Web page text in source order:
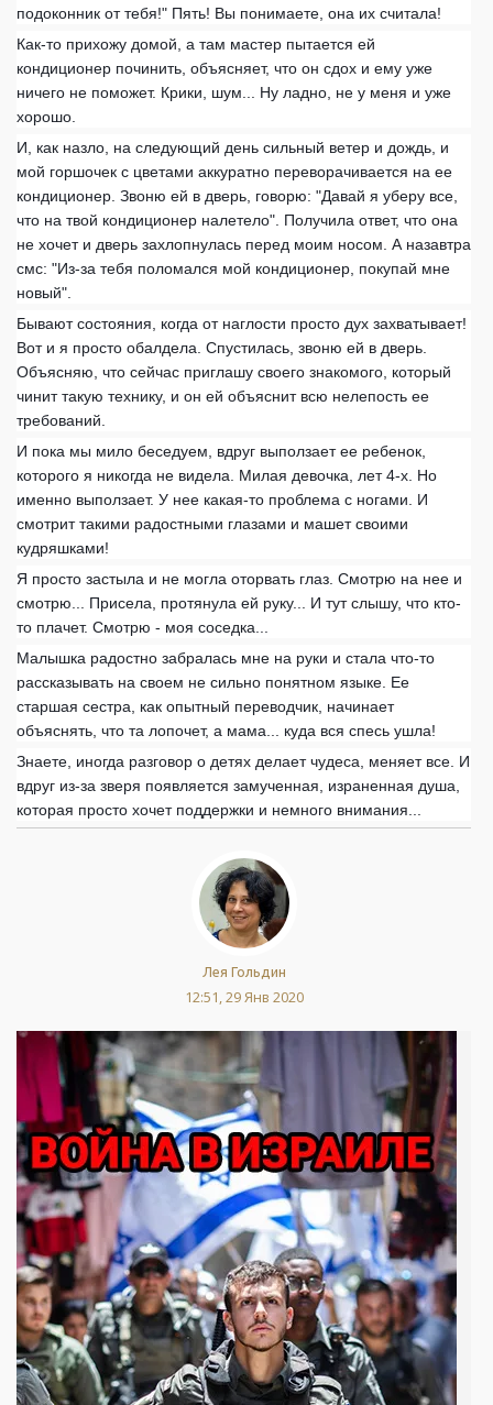
подоконник от тебя!" Пять! Вы понимаете, она их считала!
Как-то прихожу домой, а там мастер пытается ей
кондиционер починить, объясняет, что он сдох и ему уже
ничего не поможет. Крики, шум... Ну ладно, не у меня и уже
хорошо.
И, как назло, на следующий день сильный ветер и дождь, и
мой горшочек с цветами аккуратно переворачивается на ее
кондиционер. Звоню ей в дверь, говорю: "Давай я уберу все,
что на твой кондиционер налетело". Получила ответ, что она
не хочет и дверь захлопнулась перед моим носом. А назавтра
смс: "Из-за тебя поломался мой кондиционер, покупай мне
новый".
Бывают состояния, когда от наглости просто дух захватывает!
Вот и я просто обалдела. Спустилась, звоню ей в дверь.
Объясняю, что сейчас приглашу своего знакомого, который
чинит такую технику, и он ей объяснит всю нелепость ее
требований.
И пока мы мило беседуем, вдруг выползает ее ребенок,
которого я никогда не видела. Милая девочка, лет 4-х. Но
именно выползает. У нее какая-то проблема с ногами. И
смотрит такими радостными глазами и машет своими
кудряшками!
Я просто застыла и не могла оторвать глаз. Смотрю на нее и
смотрю... Присела, протянула ей руку... И тут слышу, что кто-
то плачет. Смотрю - моя соседка...
Малышка радостно забралась мне на руки и стала что-то
рассказывать на своем не сильно понятном языке. Ее
старшая сестра, как опытный переводчик, начинает
объяснять, что та лопочет, а мама... куда вся спесь ушла!
Знаете, иногда разговор о детях делает чудеса, меняет все. И
вдруг из-за зверя появляется замученная, израненная душа,
которая просто хочет поддержки и немного внимания...
Лея Гольдин
12:51, 29 Янв 2020